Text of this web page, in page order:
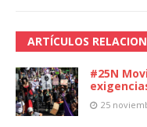
ARTÍCULOS
#25N
25